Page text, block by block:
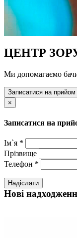
ЦЕНТР
Ми допомагаємо
Записатися на прийом
×
Записатися на
Ім`я *
Прізвище
Телефон *
Надіслати
Нові